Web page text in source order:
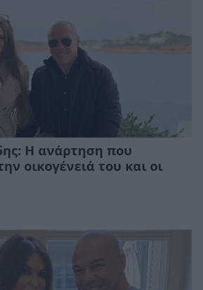
Η ανάρτηση που
οικογένειά του και οι